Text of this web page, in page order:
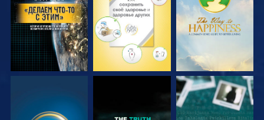
СМОТРЕТЬ СМОТРЕТЬ СМОТРЕТЬ